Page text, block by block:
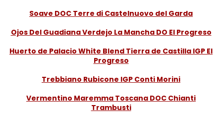
Soave DOC Terre di Castelnuovo del Garda
Ojos Del Guadiana Verdejo La Mancha DO El Progreso
Huerto de Palacio White Blend Tierra de Castilla IGP El
Progreso
Trebbiano Rubicone IGP Conti Morini
Vermentino Maremma Toscana DOC Chianti
Trambusti